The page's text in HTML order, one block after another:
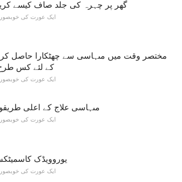
گھر پر چہرہ کی جلد صاف کیسے
ایک عورت کی
مختصر وقت میں مںہاسی سے چھٹکارا حاصل
کے لئے کس
ایک عورت کی
مںہاسی علاج کے اعلی
ایک عورت کی
یوروویڈک
ایک عورت کی